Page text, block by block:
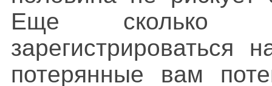
Еще сколько
потерянные вам